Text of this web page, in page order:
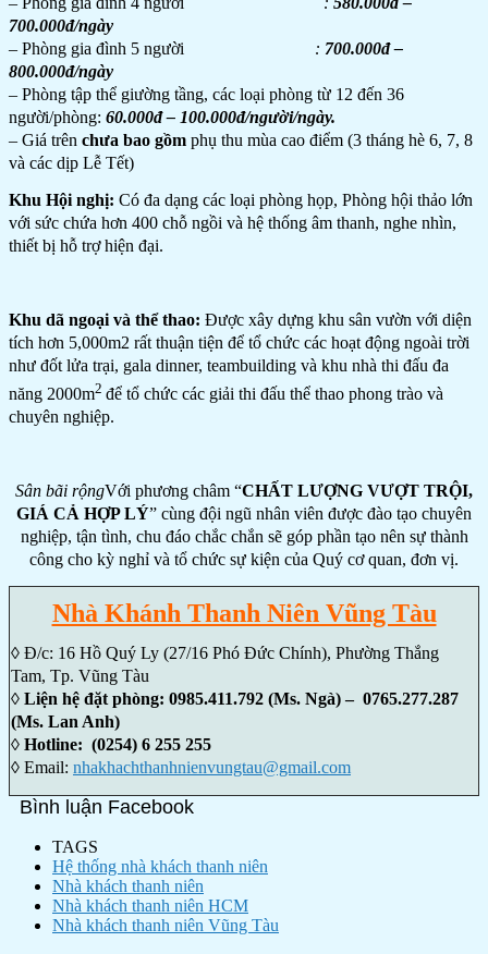
700.000đ/ngày
– Phòng gia đình 5 người : 700.000đ –
800.000đ/ngày
– Phòng tập thể giường tầng, các loại phòng từ 12 đến 36
người/phòng: 60.000đ – 100.000đ/người/ngày.
– Giá trên chưa bao gồm phụ thu mùa cao điểm (3 tháng hè 6, 7, 8
và các dịp Lễ Tết)
Khu Hội nghị: Có đa dạng các loại phòng họp, Phòng hội thảo lớn
với sức chứa hơn 400 chỗ ngồi và hệ thống âm thanh, nghe nhìn,
thiết bị hỗ trợ hiện đại.
Khu dã ngoại và thể thao: Được xây dựng khu sân vườn với diện
tích hơn 5,000m2 rất thuận tiện để tổ chức các hoạt động ngoài trời
như đốt lửa trại, gala dinner, teambuilding và khu nhà thi đấu đa
năng 2000m2 để tổ chức các giải thi đấu thể thao phong trào và
chuyên nghiệp.
Sân bãi rộngVới phương châm “CHẤT LƯỢNG VƯỢT TRỘI,
GIÁ CẢ HỢP LÝ” cùng đội ngũ nhân viên được đào tạo chuyên
nghiệp, tận tình, chu đáo chắc chắn sẽ góp phần tạo nên sự thành
công cho kỳ nghỉ và tổ chức sự kiện của Quý cơ quan, đơn vị.
Nhà Khánh Thanh Niên Vũng Tàu
◊ Đ/c: 16 Hồ Quý Ly (27/16 Phó Đức Chính), Phường Thắng
Tam, Tp. Vũng Tàu
◊ Liện hệ đặt phòng: 0985.411.792 (Ms. Ngà) – 0765.277.287
(Ms. Lan Anh)
◊ Hotline: (0254) 6 255 255
◊ Email: nhakhachthanhnienvungtau@gmail.com
Bình luận Facebook
TAGS
Hệ thống nhà khách thanh niên
Nhà khách thanh niên
Nhà khách thanh niên HCM
Nhà khách thanh niên Vũng Tàu